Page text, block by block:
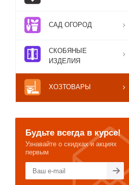
САД ОГОРОД
СКОБЯНЫЕ
ИЗДЕЛИЯ
ХОЗТОВАРЫ
Будьте всегда в курсе!
Узнавайте о скидках и акциях
первым